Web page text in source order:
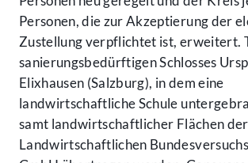
Personen, die zur Akzeptierung der
Zustellung verpflichtet ist, erweitert.
sanierungsbedürftigen Schlosses
Elixhausen (Salzburg), in dem eine
landwirtschaftliche Schule
samt landwirtschaftlicher Flächen der
Landwirtschaftlichen